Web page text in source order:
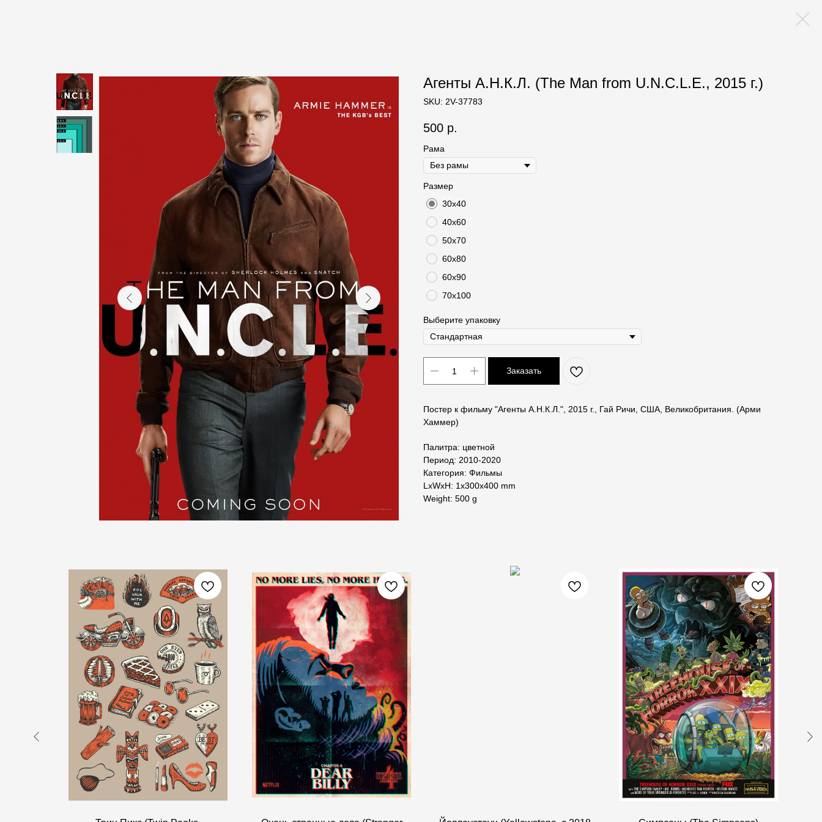
Агенты А.Н.К.Л. (The Man from U.N.C.L.E., 2015 г.)
SKU: 2V-37783
500 р.
Рама
Размер
30х40
40х60
50х70
60х80
60х90
70х100
Выберите упаковку
Заказать
Постер к фильму "Агенты А.Н.К.Л.", 2015 г., Гай Ричи, США, Великобритания. (Арми
Хаммер)
Палитра: цветной
Период: 2010-2020
Категория: Фильмы
LxWxH: 1x300x400 mm
Weight: 500 g